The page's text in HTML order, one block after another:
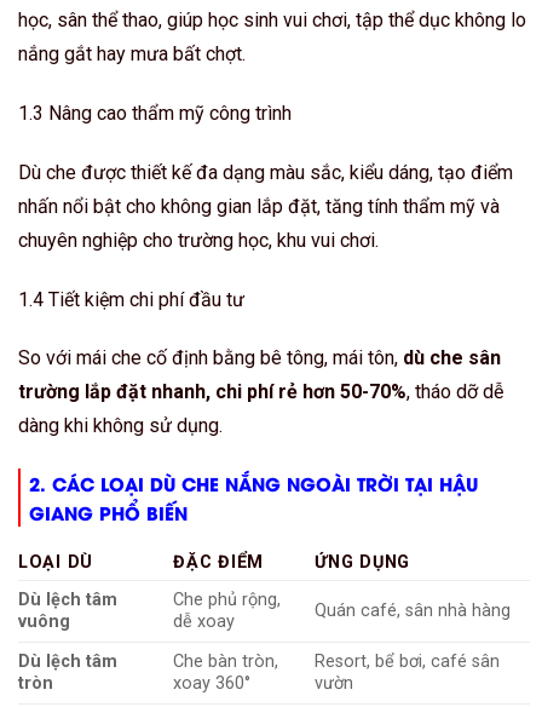
học, sân thể thao, giúp học sinh vui chơi, tập thể dục không lo
nắng gắt hay mưa bất chợt.
1.3 Nâng cao thẩm mỹ công trình
Dù che được thiết kế đa dạng màu sắc, kiểu dáng, tạo điểm
nhấn nổi bật cho không gian lắp đặt, tăng tính thẩm mỹ và
chuyên nghiệp cho trường học, khu vui chơi.
1.4 Tiết kiệm chi phí đầu tư
So với mái che cố định bằng bê tông, mái tôn, dù che sân
trường lắp đặt nhanh, chi phí rẻ hơn 50-70%, tháo dỡ dễ
dàng khi không sử dụng.
2. CÁC LOẠI DÙ CHE NẮNG NGOÀI TRỜI TẠI HẬU
GIANG PHỔ BIẾN
LOẠI DÙ ĐẶC ĐIỂM
ỨNG DỤNG
Dù lệch tâm
vuông
Che phủ rộng,
dễ xoay
Quán café, sân nhà hàng
Dù lệch tâm
tròn
Che bàn tròn,
xoay 360°
Resort, bể bơi, café sân
vườn